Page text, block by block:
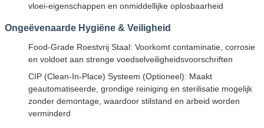
vloei-eigenschappen en onmiddellijke oplosbaarheid
Ongeëvenaarde Hygiëne & Veiligheid
Food-Grade Roestvrij Staal: Voorkomt contaminatie, corrosie
en voldoet aan strenge voedselveiligheidsvoorschriften
CIP (Clean-In-Place) Systeem (Optioneel): Maakt
geautomatiseerde, grondige reiniging en sterilisatie mogelijk
zonder demontage, waardoor stilstand en arbeid worden
verminderd